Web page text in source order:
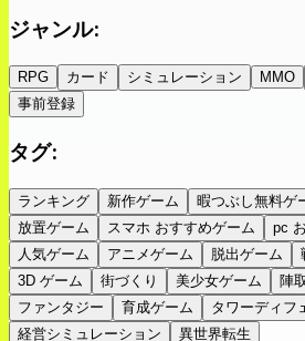
ジャンル:
RPG カード シミュレーション MMO
事前登録
タグ:
ランキング 新作ゲーム 暇つぶし無料ゲ
放置ゲーム
スマホ おすすめゲーム pc
人気ゲーム
アニメゲーム 脱出ゲーム
3D ゲーム
街づくり 美少女ゲーム 陣
ファンタジー
育成ゲーム
タワーディフ
経営シミュレーション
異世界転生